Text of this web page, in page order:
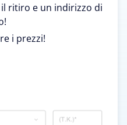
ritiro e un indirizzo di
i prezzi!